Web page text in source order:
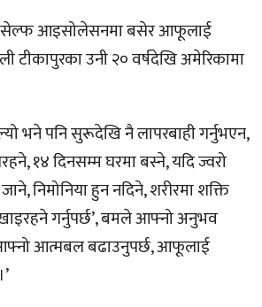
सेल्फ आइसोलेसनमा बसेर आफूलाई
टीकापुरका उनी २० वर्षदेखि अमेरिकामा
भने पनि सुरूदेखि नै लापरबाही गर्नुभएन,
१४ दिनसम्म घरमा बस्ने, यदि ज्वरो
निमोनिया हुन नदिने, शरीरमा शक्ति
गर्नुपर्छ’, बमले आफ्नो अनुभव
आत्मबल बढाउनुपर्छ, आफूलाई